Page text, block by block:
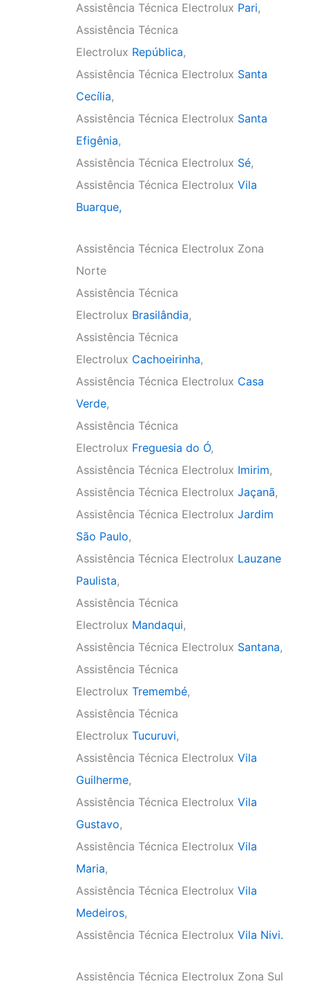
Assistência Técnica Electrolux Pari,
Assistência Técnica
Electrolux República,
Assistência Técnica Electrolux Santa
Cecília,
Assistência Técnica Electrolux Santa
Efigênia,
Assistência Técnica Electrolux Sé,
Assistência Técnica Electrolux Vila
Buarque,
Assistência Técnica Electrolux Zona
Norte
Assistência Técnica
Electrolux Brasilândia,
Assistência Técnica
Electrolux Cachoeirinha,
Assistência Técnica Electrolux Casa
Verde,
Assistência Técnica
Electrolux Freguesia do Ó,
Assistência Técnica Electrolux Imirim,
Assistência Técnica Electrolux Jaçanã,
Assistência Técnica Electrolux Jardim
São Paulo,
Assistência Técnica Electrolux Lauzane
Paulista,
Assistência Técnica
Electrolux Mandaqui,
Assistência Técnica Electrolux Santana,
Assistência Técnica
Electrolux Tremembé,
Assistência Técnica
Electrolux Tucuruvi,
Assistência Técnica Electrolux Vila
Guilherme,
Assistência Técnica Electrolux Vila
Gustavo,
Assistência Técnica Electrolux Vila
Maria,
Assistência Técnica Electrolux Vila
Medeiros,
Assistência Técnica Electrolux Vila Nivi.
Assistência Técnica Electrolux Zona Sul